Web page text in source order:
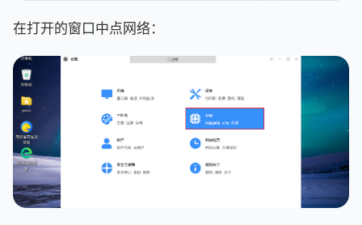
在打开的窗口中点网络：